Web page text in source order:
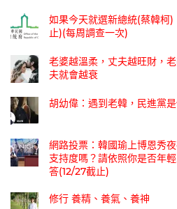
如果今天就選新總統(蔡韓柯
止)(每周調查一次)
老婆越溫柔，丈夫越旺財，
夫就會越衰
胡幼偉：遇到老韓，民進黨
網路投票：韓國瑜上博恩秀
支持度嗎？請依照你是否年
答(12/27截止)
修行 養精、養氣、養神